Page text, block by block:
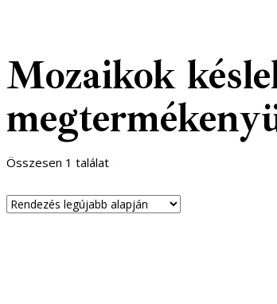
Mozaikok
Összesen 1 találat